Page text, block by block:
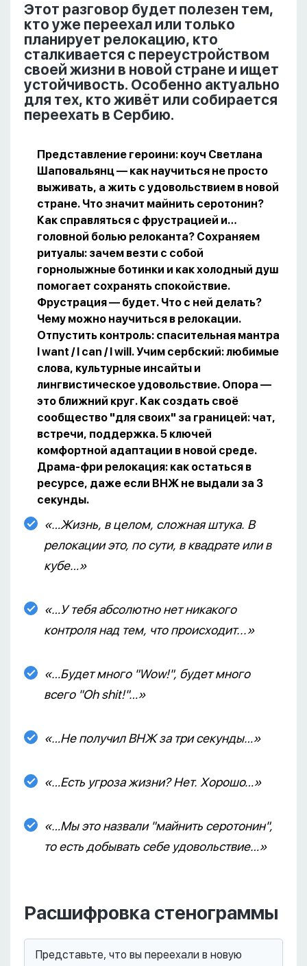
Этот разговор будет полезен тем,
кто уже переехал или только
планирует релокацию, кто
сталкивается с переустройством
своей жизни в новой стране и ищет
устойчивость. Особенно актуально
для тех, кто живёт или собирается
переехать в Сербию.
Представление героини: коуч Светлана
Шаповальянц — как научиться не просто
выживать, а жить с удовольствием в новой
стране. Что значит майнить серотонин?
Как справляться с фрустрацией и…
головной болью релоканта? Сохраняем
ритуалы: зачем везти с собой
горнолыжные ботинки и как холодный душ
помогает сохранять спокойствие.
Фрустрация — будет. Что с ней делать?
Чему можно научиться в релокации.
Отпустить контроль: спасительная мантра
I want / I can / I will. Учим сербский: любимые
слова, культурные инсайты и
лингвистическое удовольствие. Опора —
это ближний круг. Как создать своё
сообщество "для своих" за границей: чат,
встречи, поддержка. 5 ключей
комфортной адаптации в новой среде.
Драма-фри релокация: как остаться в
ресурсе, даже если ВНЖ не выдали за 3
секунды.
«…Жизнь, в целом, сложная штука. В
релокации это, по сути, в квадрате или в
кубе…»
«…У тебя абсолютно нет никакого
контроля над тем, что происходит...»
«…Будет много "Wow!", будет много
всего "Oh shit!"…»
«…Не получил ВНЖ за три секунды…»
«…Есть угроза жизни? Нет. Хорошо…»
«…Мы это назвали "майнить серотонин",
то есть добывать себе удовольствие…»
Расшифровка стенограммы
Представьте, что вы переехали в новую